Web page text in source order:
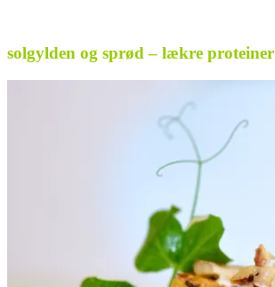
solgylden og sprød – lækre proteiner